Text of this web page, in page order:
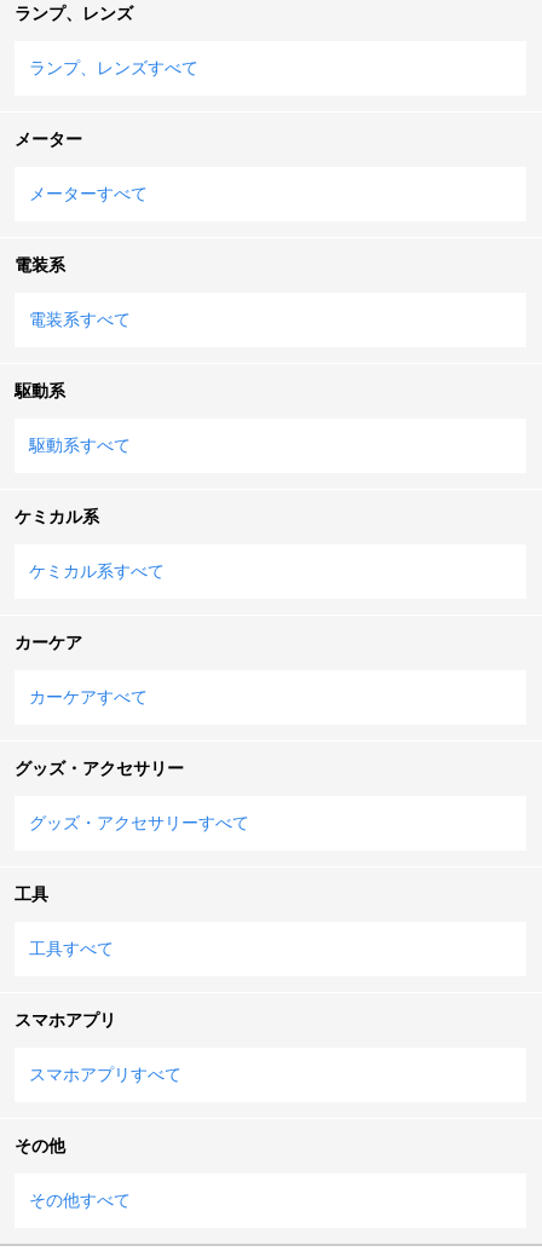
ランプ、レンズ
ランプ、レンズすべて
メーター
メーターすべて
電装系
電装系すべて
駆動系
駆動系すべて
ケミカル系
ケミカル系すべて
カーケア
カーケアすべて
グッズ・アクセサリー
グッズ・アクセサリーすべて
工具
工具すべて
スマホアプリ
スマホアプリすべて
その他
その他すべて